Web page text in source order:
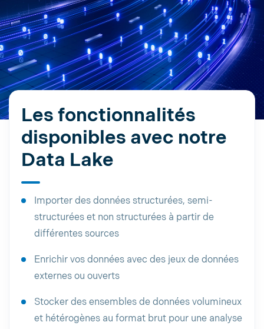
Les fonctionnalités
disponibles avec notre
Data Lake
Importer des données structurées, semi-
structurées et non structurées à partir de
différentes sources
Enrichir vos données avec des jeux de données
externes ou ouverts
Stocker des ensembles de données volumineux
et hétérogènes au format brut pour une analyse